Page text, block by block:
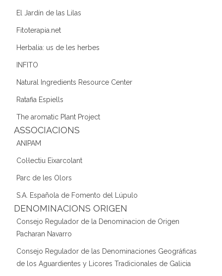
El Jardín de las Lilas
Fitoterapia.net
Herbalia: us de les herbes
INFITO
Natural Ingredients Resource Center
Ratafia Espiells
The aromatic Plant Project
ASSOCIACIONS
ANIPAM
Col·lectiu Eixarcolant
Parc de les Olors
S.A. Española de Fomento del Lúpulo
DENOMINACIONS ORIGEN
Consejo Regulador de la Denominacion de Origen
Pacharan Navarro
Consejo Regulador de las Denominaciones Geográficas
de los Aguardientes y Licores Tradicionales de Galicia